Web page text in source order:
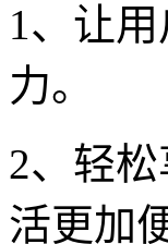
1、让
力。
2、轻
活更加